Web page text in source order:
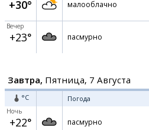
+30° малооблачно
Вечер
+23° пасмурно
Завтра, Пятница, 7 Августа
°C Погода
Ночь
+22° пасмурно